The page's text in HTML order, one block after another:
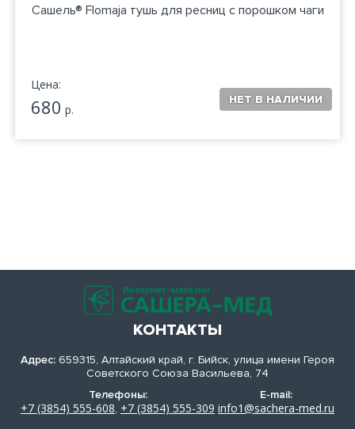
Сашель® Flomaja тушь для ресниц с порошком чаги
Цена:
680 р.
КОНТАКТЫ
Адрес: 659315, Алтайский край, г. Бийск, улица имени Героя
Советского Союза Васильева, 74
Телефоны:
+7 (3854) 555-608, +7 (3854) 555-309
E-mail:
info1@sachera-med.ru